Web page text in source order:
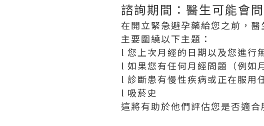
諮詢期間：醫生可能會
在開立緊急避孕藥給您之前，
主要圍繞以下主題：
l 您上次月經的日期以及您進行
l 如果您有任何月經問題（例如
l 診斷患有慢性疾病或正在服用
l 吸菸史
這將有助於他們評估您是否適